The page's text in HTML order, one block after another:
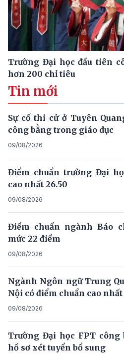
Trường Đại học đầu tiên
hơn 200 chỉ tiêu
Tin mới
Sự cố thi cử ở Tuyên
công bằng trong giáo dục
09/08/2026
Điểm chuẩn trường Đại
cao nhất 26.50
09/08/2026
Điểm chuẩn ngành Báo
mức 22 điểm
09/08/2026
Ngành Ngôn ngữ Trung
Nội có điểm chuẩn cao nhất
09/08/2026
Trường Đại học FPT công
hồ sơ xét tuyển bổ sung